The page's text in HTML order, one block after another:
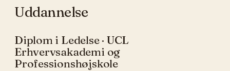
Uddannelse
Diplom i Ledelse · UCL
Erhvervsakademi og
Professionshøjskole